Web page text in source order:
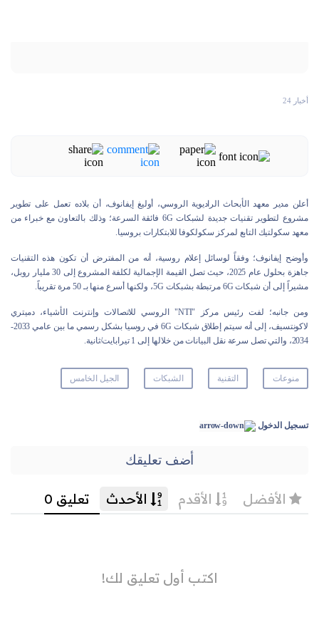
أخبار 24
أعلن مدير معهد الأبحاث الراديوية الروسي، أوليغ إيفانوف، أن بلاده تعمل على تطوير
مشروع لتطوير تقنيات جديدة لشبكات 6G فائقة السرعة؛ وذلك بالتعاون مع خبراء من
معهد سكولتيك التابع لمركز سكولكوفا للابتكارات بروسيا.
وأوضح إيفانوف؛ وفقاً لوسائل إعلام روسية، أنه من المفترض أن تكون هذه التقنيات
جاهزة بحلول عام 2025، حيث تصل القيمة الإجمالية لكلفة المشروع إلى 30 مليار روبل،
مشيراً إلى أن شبكات 6G مرتبطة بشبكات 5G، ولكنها أسرع منها بـ 50 مرة تقريباً.
ومن جانبه؛ لفت رئيس مركز "NTI" الروسي للاتصالات وإنترنت الأشياء، دميتري
لاكونتسيف، إلى أنه سيتم إطلاق شبكات 6G في روسيا بشكل رسمي ما بين عامي 2033-
2034، والتي تصل سرعة نقل البيانات من خلالها إلى 1 تيرابايت/ثانية.
منوعات التقنية الشبكات الجيل الخامس
تسجيل الدخول
أضف تعليقك